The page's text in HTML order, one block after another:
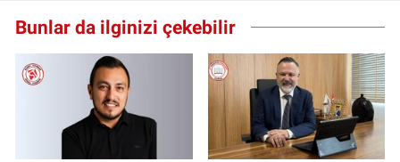
Bunlar da ilginizi çekebilir